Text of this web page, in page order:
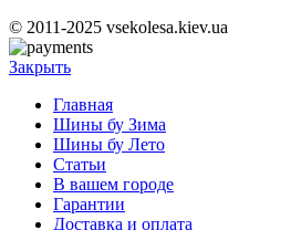
© 2011-2025 vsekolesa.kiev.ua
Закрыть
Главная
Шины бу Зима
Шины бу Лето
Статьи
В вашем городе
Гарантии
Доставка и оплата